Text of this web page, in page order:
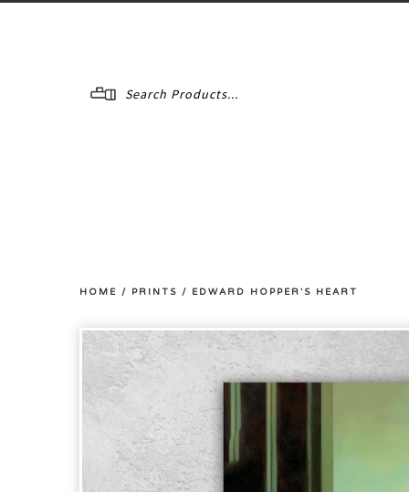
HOME / PRINTS / EDWARD HOPPER'S HEART